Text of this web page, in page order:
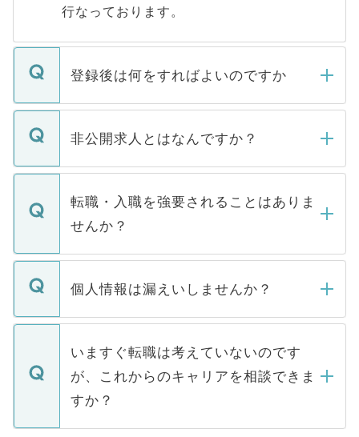
行なっております。
登録後は何をすればよいのですか
ご登録いただきましたら、弊社担当者がご
登録内容を確認し、その後メールもしくは
ます。通常、5営業日以内にはご連絡をせて
いただきますので、しばらくお待ちくださ
い。
非公開求人とはなんですか？
マイナビDOCTORで取り扱っている求人の
うち約3割は、Webサイトからご覧いただ
けない「非公開求人」です。非公開求人は
下記の理由によって、一般には公開してい
ません。
■応募殺到を避けるため 人気のある医療機
関を公にしてしまうと、応募が殺到する場
に、医療機関が求める条件に合った人材の
みを人材紹介会社に依頼するケースが増え
ています。
転職・入職を強要されることはありま
せんか？
転職・入職を強要することは一切ありませ
ん。また、仮に応募先から内定をいただい
定を承諾する必要はありません。内定先へ
の辞退の連絡はキャリアパートナーが行い
ますので、ご安心ください。
個人情報は漏えいしませんか？
個人情報が漏えいすることはありませんの
で、ご安心ください。当サイトからの登録
などで収集したご登録者様の個人情報は、
ご本人のキャリアアップおよび転職活動の
支援を目的に使用いたします。お預かりし
ているすべての個人データはご本人の許可
いますぐ転職は考えていないのです
が、これからのキャリアを相談できま
すか？